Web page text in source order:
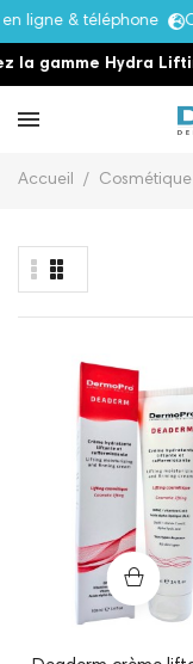
ligne & téléphone
la gamme Hydra
Accueil Cosmétique